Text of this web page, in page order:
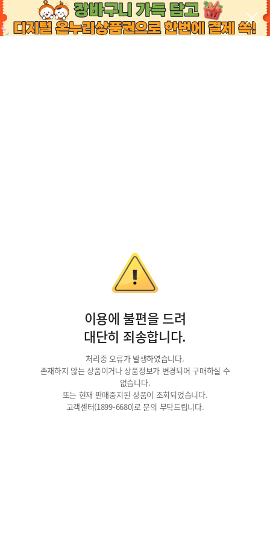
이용에 불편을 드려
대단히 죄송합니다.
처리중 오류가 발생하였습니다.
존재하지 않는 상품이거나 상품정보가 변경되어 구매하실 수
없습니다.
또는 현재 판매중지된 상품이 조회되었습니다.
고객센터(1899-6680)로 문의 부탁드립니다.